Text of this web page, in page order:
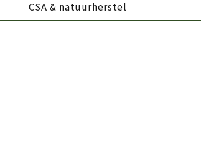
CSA & natuurherstel